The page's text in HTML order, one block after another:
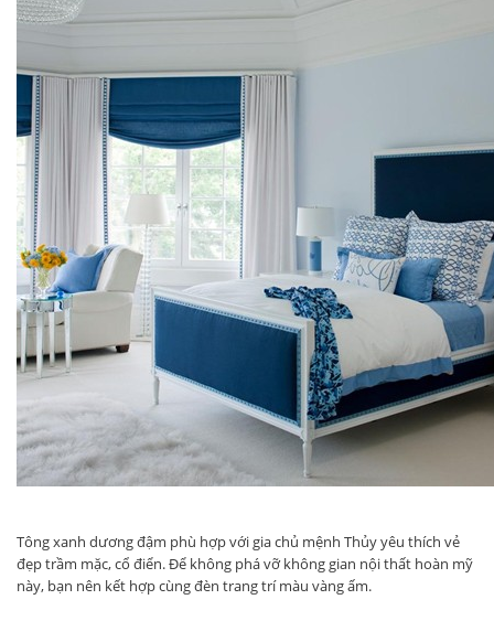
Tông xanh dương đậm phù hợp với gia chủ mệnh Thủy yêu thích vẻ
đẹp trầm mặc, cổ điển. Để không phá vỡ không gian nội thất hoàn mỹ
này, bạn nên kết hợp cùng đèn trang trí màu vàng ấm.